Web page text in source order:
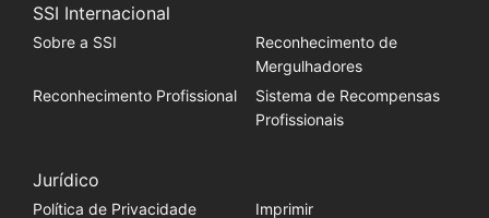
SSI Internacional
Sobre a SSI
Reconhecimento de
Mergulhadores
Reconhecimento Profissional
Sistema de Recompensas
Profissionais
Jurídico
Política de Privacidade Imprimir